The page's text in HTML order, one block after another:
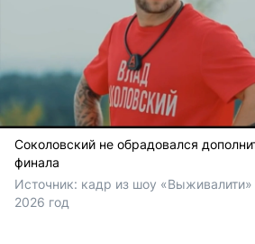
Соколовский не обрадовался
финала
Источник: кадр из шоу «Выживалити»
2026 год